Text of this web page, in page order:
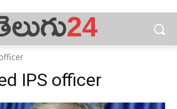
IPS officer